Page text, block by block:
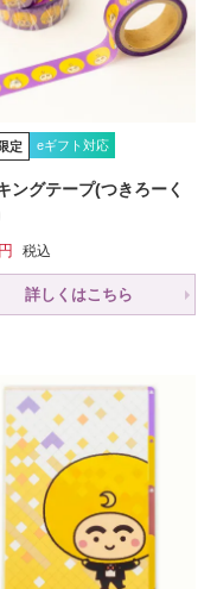
定 eギフト対応
ングテープ(つきろーく
税込
詳しくはこちら